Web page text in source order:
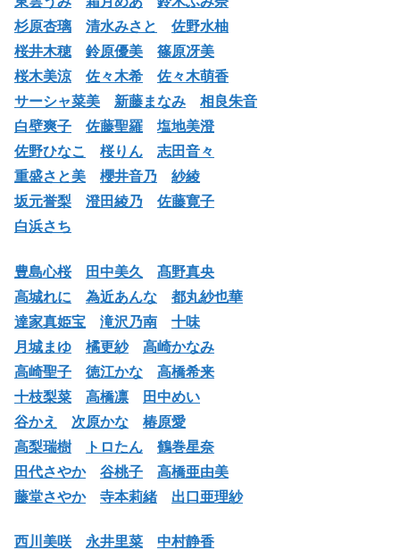
杉原杏璃
清水みさと
佐野水柚
桜井木穂
鈴原優美
篠原冴美
桜木美涼
佐々木希
佐々木萌香
サーシャ菜美
新藤まなみ
相良朱音
白壁爽子
佐藤聖羅
塩地美澄
佐野ひなこ
桜りん
志田音々
重盛さと美
櫻井音乃
紗綾
坂元誉梨
澄田綾乃
佐藤寛子
白浜さち
豊島心桜 田中美久
髙野真央
高城れに
為近あんな
都丸紗也華
達家真姫宝
滝沢乃南
十味
月城まゆ
橘更紗
高崎かなみ
高崎聖子
徳江かな
高橋希来
十枝梨菜
高橋凛
田中めい
谷かえ
次原かな
椿原愛
高梨瑞樹
トロたん
鶴巻星奈
田代さやか
谷桃子
高橋亜由美
藤堂さやか
寺本莉緒 出口亜理紗
西川美咲 永井里菜 中村静香